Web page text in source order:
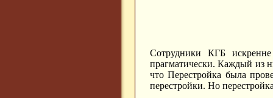
Сотрудники КГБ
прагматически. Каждый из
что Перестройка была
перестройки. Но